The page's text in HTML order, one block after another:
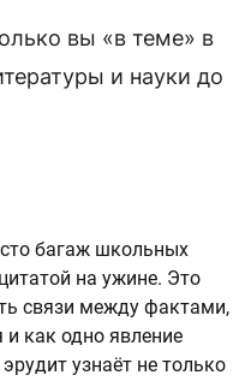
вы «в теме» в
и науки до
багаж школьных
на ужине. Это
связи между фактами,
и как одно явление
узнаёт не только